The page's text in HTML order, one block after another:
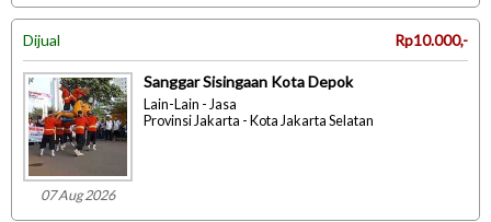
Dijual Rp10.000,-
07 Aug 2026
Sanggar Sisingaan Kota Depok
Lain-Lain - Jasa
Provinsi Jakarta - Kota Jakarta Selatan